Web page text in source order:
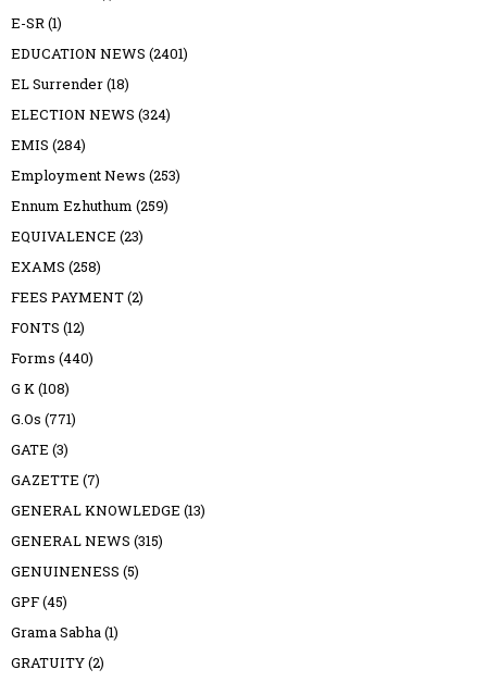
E-SR(1)
EDUCATION NEWS (2401)
EL Surrender(18)
ELECTION NEWS (324)
EMIS (284)
Employment News (253)
Ennum Ezhuthum (259)
EQUIVALENCE (23)
EXAMS (258)
FEES PAYMENT(2)
FONTS (12)
Forms (440)
G K(108)
G.Os (771)
GATE (3)
GAZETTE (7)
GENERAL KNOWLEDGE (13)
GENERAL NEWS (315)
GENUINENESS (5)
GPF(45)
Grama Sabha(1)
GRATUITY(2)